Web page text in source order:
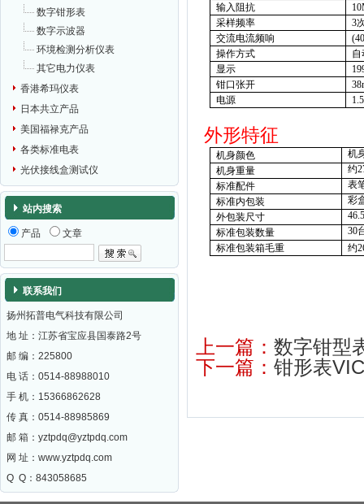
数字钳形表
数字示波器
环境检测分析仪表
其它电力仪表
香港希玛仪表
日本共立产品
美国福禄克产品
各类标准电表
光伏接线盒测试仪
站内搜索
产品 文章
联系我们
扬州拓普电气科技有限公司
地 址：江苏省宝应县国泰路2号
邮 编： 225800
电 话：0514-88988010
手 机：15366862628
传 真：0514-88985869
邮 箱： yztpdq@yztpdq.com
网 址： www.yztpdq.com
Q Q：843058685
输入阻抗
采样频率
3
交流电流频响
操作方式
自
显示
钳口张开
电源
外形特征
机身颜色
机
机身重量
约
标准配件
表
标准内包装
彩
外包装尺寸
标准包装数量
30
标准包装箱毛重
约
上一篇： 数字钳型
下一篇： 钳形表